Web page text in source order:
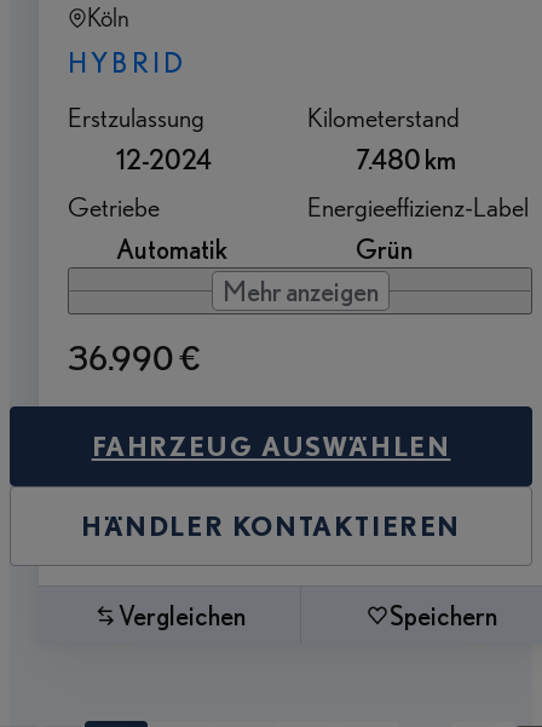
Köln
HYBRID
Erstzulassung
12-2024
Kilometerstand
7.480 km
Getriebe
Automatik
Energieeffizienz-Label
Grün
Mehr anzeigen
36.990 €
FAHRZEUG AUSWÄHLEN
HÄNDLER KONTAKTIEREN
Vergleichen Speichern